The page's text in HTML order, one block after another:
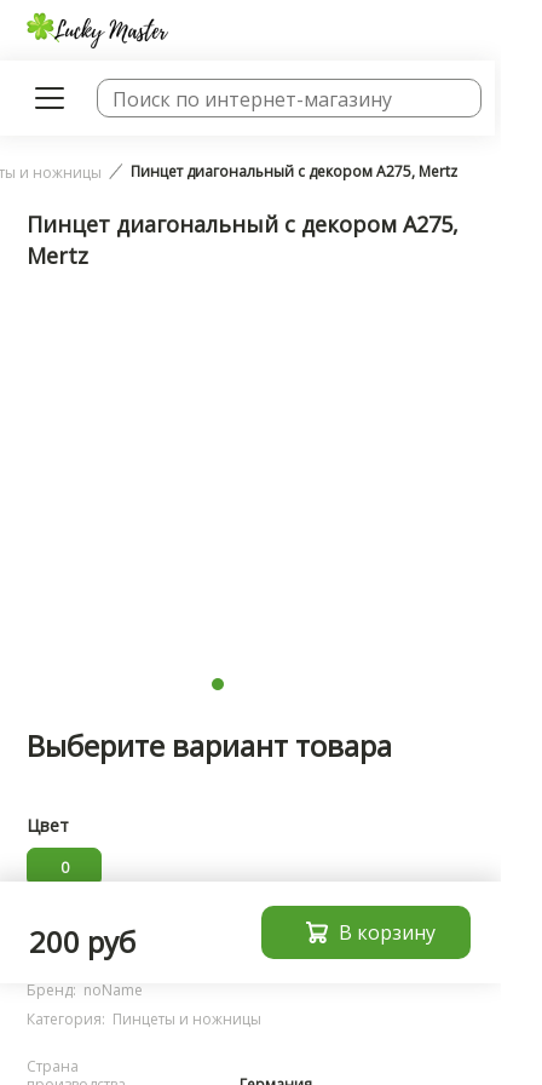
и ножницы Пинцет диагональный с декором A275, Mertz
Пинцет диагональный с декором A275,
Mertz
Выберите вариант товара
Цвет
0
Характеристики
Бренд: noName
Категория: Пинцеты и ножницы
Страна
200 руб В корзину